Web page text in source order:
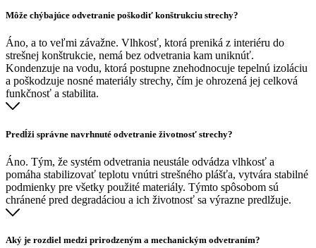
Môže chýbajúce odvetranie poškodiť konštrukciu strechy?
Áno, a to veľmi závažne. Vlhkosť, ktorá preniká z interiéru do
strešnej konštrukcie, nemá bez odvetrania kam uniknúť.
Kondenzuje na vodu, ktorá postupne znehodnocuje tepelnú izoláciu
a poškodzuje nosné materiály strechy, čím je ohrozená jej celková
funkčnosť a stabilita.
Predĺži správne navrhnuté odvetranie životnosť strechy?
Áno. Tým, že systém odvetrania neustále odvádza vlhkosť a
pomáha stabilizovať teplotu vnútri strešného plášťa, vytvára stabilné
podmienky pre všetky použité materiály. Týmto spôsobom sú
chránené pred degradáciou a ich životnosť sa výrazne predlžuje.
Aký je rozdiel medzi prirodzeným a mechanickým odvetraním?